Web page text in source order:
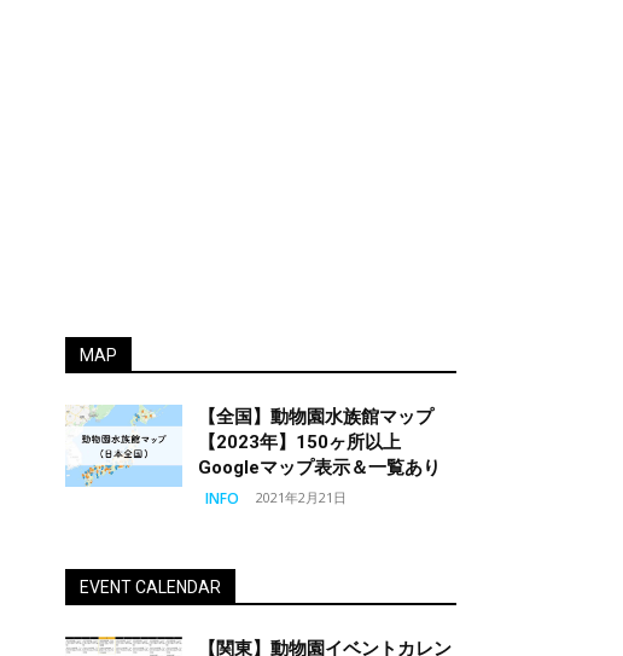
MAP
【全国】動物園水族館マップ
【2023年】150ヶ所以上
Googleマップ表示＆一覧あり
INFO 2021年2月21日
EVENT CALENDAR
【関東】動物園イベントカレン